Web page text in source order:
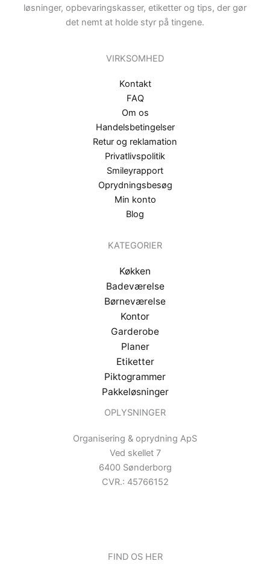
løsninger, opbevaringskasser, etiketter og tips, der gør
det nemt at holde styr på tingene.
VIRKSOMHED
Kontakt
FAQ
Om os
Handelsbetingelser
Retur og reklamation
Privatlivspolitik
Smileyrapport
Oprydningsbesøg
Min konto
Blog
KATEGORIER
Køkken
Badeværelse
Børneværelse
Kontor
Garderobe
Planer
Etiketter
Piktogrammer
Pakkeløsninger
OPLYSNINGER
Organisering & oprydning ApS
Ved skellet 7
6400 Sønderborg
CVR.: 45766152
FIND OS HER